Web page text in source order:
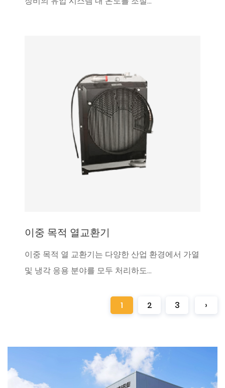
이중 목적 열교환기
이중 목적 열 교환기는 다양한 산업 환경에서 가열
및 냉각 응용 분야를 모두 처리하도...
1 2 3 ›